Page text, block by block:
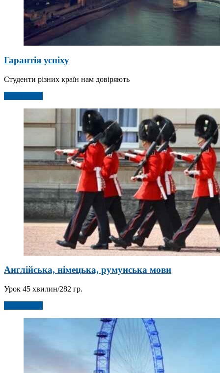
Гарантія успіху
Студенти різних країн нам довіряють
Англійська, німецька, румунська мови
Урок 45 хвилин/282 гр.